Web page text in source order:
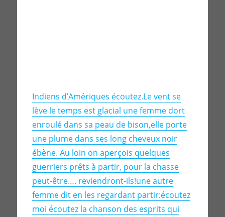
Indiens d’Amériques écoutez.Le vent se
lève le temps est glacial une femme dort
enroulé dans sa peau de bison,elle porte
une plume dans ses long cheveux noir
ébène. Au loin on aperçois quelques
guerriers prêts à partir, pour la chasse
peut-être…. reviendront-ils!une autre
femme dit en les regardant partir:écoutez
moi écoutez la chanson des esprits qui